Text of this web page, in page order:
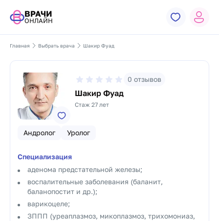
ВРАЧИ
ОНЛАЙН
Главная Выбрать врача Шакир Фуад
0 отзывов
Шакир Фуад
Стаж 27 лет
Андролог Уролог
Специализация
аденома предстательной железы;
воспалительные заболевания (баланит,
баланопостит и др.);
варикоцеле;
ЗППП (уреаплазмоз, микоплазмоз, трихомониаз,